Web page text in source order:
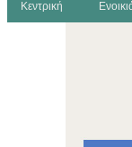
Κεντρική